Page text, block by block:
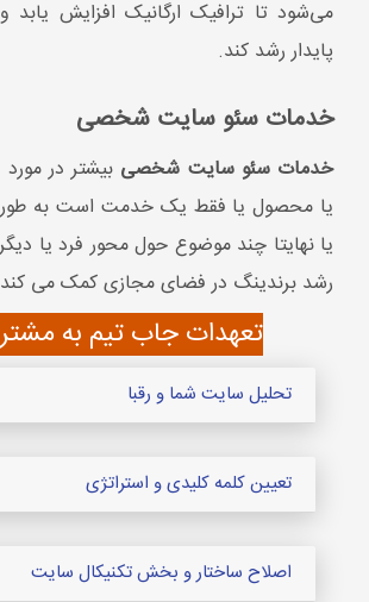
تعهدات جاب تیم به
تعیین کلمه کلیدی و استراتژی
اصلاح ساختار و بخش تکنیکال سایت
ارائه گزارشکار ماهیانه